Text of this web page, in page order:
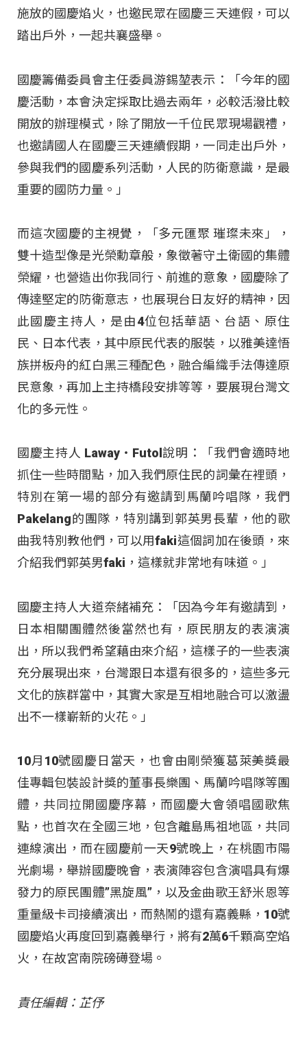
施放的國慶焰火，也邀民眾在國慶三天連假，可以
踏出戶外，一起共襄盛舉。
國慶籌備委員會主任委員游錫堃表示：「今年的國
慶活動，本會決定採取比過去兩年，必較活潑比較
開放的辦理模式，除了開放一千位民眾現場觀禮，
也邀請國人在國慶三天連續假期，一同走出戶外，
參與我們的國慶系列活動，人民的防衛意識，是最
重要的國防力量。」
而這次國慶的主視覺，「多元匯聚 璀璨未來」，
雙十造型像是光榮勳章般，象徵著守土衛國的集體
榮耀，也營造出你我同行、前進的意象，國慶除了
傳達堅定的防衛意志，也展現台日友好的精神，因
此國慶主持人，是由4位包括華語、台語、原住
民、日本代表，其中原民代表的服裝，以雅美達悟
族拼板舟的紅白黑三種配色，融合編織手法傳達原
民意象，再加上主持橋段安排等等，要展現台灣文
化的多元性。
國慶主持人 Laway‧Futol說明：「我們會適時地
抓住一些時間點，加入我們原住民的詞彙在裡頭，
特別在第一場的部分有邀請到馬蘭吟唱隊，我們
Pakelang的團隊，特別講到郭英男長輩，他的歌
曲我特別教他們，可以用faki這個詞加在後頭，來
介紹我們郭英男faki，這樣就非常地有味道。」
國慶主持人大道奈緒補充：「因為今年有邀請到，
日本相關團體然後當然也有，原民朋友的表演演
出，所以我們希望藉由來介紹，這樣子的一些表演
充分展現出來，台灣跟日本還有很多的，這些多元
文化的族群當中，其實大家是互相地融合可以激盪
出不一樣嶄新的火花。」
10月10號國慶日當天，也會由剛榮獲葛萊美獎最
佳專輯包裝設計獎的董事長樂團、馬蘭吟唱隊等團
體，共同拉開國慶序幕，而國慶大會領唱國歌焦
點，也首次在全國三地，包含離島馬祖地區，共同
連線演出，而在國慶前一天9號晚上，在桃園市陽
光劇場，舉辦國慶晚會，表演陣容包含演唱具有爆
發力的原民團體”黑旋風”，以及金曲歌王舒米恩等
重量級卡司接續演出，而熱鬧的還有嘉義縣，10號
國慶焰火再度回到嘉義舉行，將有2萬6千顆高空焰
火，在故宮南院磅礡登場。
責任編輯：芷伃